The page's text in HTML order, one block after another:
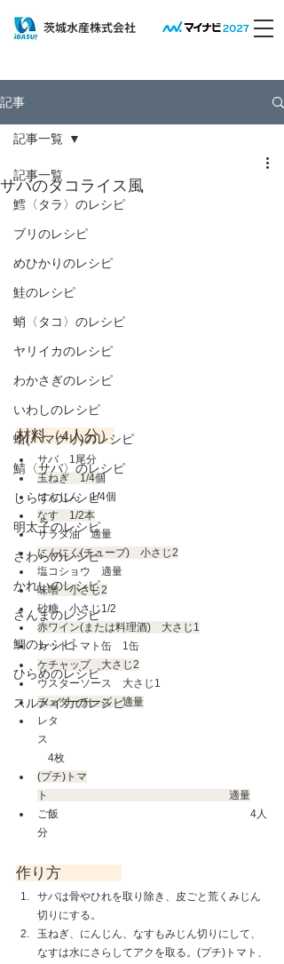
​茨城水産株式会社
記事
記事一覧
鱈〈タラ〉のレシピ
ブリのレシピ
めひかりのレシピ
鮭のレシピ
蛸〈タコ〉のレシピ
ヤリイカのレシピ
わかさぎのレシピ
いわしのレシピ
蛤(ハマグリ)のレシピ
鯖〈サバ〉のレシピ
しらすのレシピ
明太子のレシピ
さわらのレシピ
かれいのレシピ
さんまのレシピ
鯛のレシピ
ひらめのレシピ
スルメイカのレシピ
記事一覧
サバのタコライス風
材料（4人分）
サバ　1尾分
玉ねぎ　1/4個
にんじん　1/4個
なす　1/2本
サラダ油　適量
にんにく(チューブ)　小さじ2
塩コショウ　適量
味噌　小さじ2
砂糖　小さじ1/2
赤ワイン(または料理酒)　大さじ1
カットトマト缶　1缶
ケチャップ　大さじ2
ウスターソース　大さじ1
チェダーチーズ　適量
レタ
ス
4枚
(プチ)トマ
ト　　　　　　　　　　　　　　　　　適量
ご飯　　　　　　　　　　　　　　　　　　4人
分
作り方
サバは骨やひれを取り除き、皮ごと荒くみじん
切りにする。
玉ねぎ、にんじん、なすもみじん切りにして、
なすは水にさらしてアクを取る。(プチ)トマト、